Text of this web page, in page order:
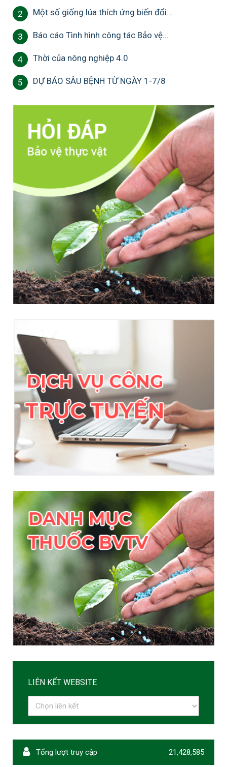
2 Một số giống lúa thích ứng biến đổi...
3 Báo cáo Tình hình công tác Bảo vệ...
4 Thời của nông nghiệp 4.0
5 DỰ BÁO SÂU BỆNH TỪ NGÀY 1-7/8
LIÊN KẾT WEBSITE
Tổng lượt truy cập 21,428,585